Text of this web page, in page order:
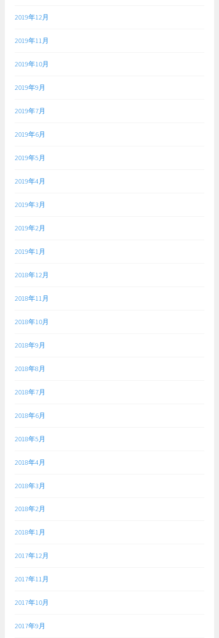
2019年12月
2019年11月
2019年10月
2019年9月
2019年7月
2019年6月
2019年5月
2019年4月
2019年3月
2019年2月
2019年1月
2018年12月
2018年11月
2018年10月
2018年9月
2018年8月
2018年7月
2018年6月
2018年5月
2018年4月
2018年3月
2018年2月
2018年1月
2017年12月
2017年11月
2017年10月
2017年9月